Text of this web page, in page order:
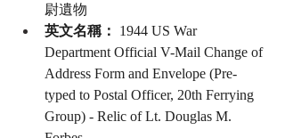
尉遺物
英文名稱：
1944 US War
Department Official V-Mail Change of
Address Form and Envelope (Pre-
typed to Postal Officer, 20th Ferrying
Group) - Relic of Lt. Douglas M.